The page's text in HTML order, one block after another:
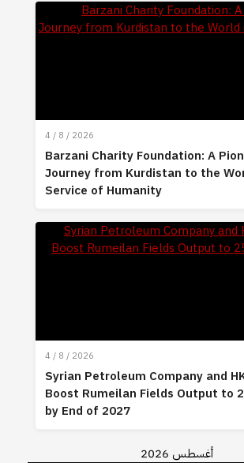
4 / 8 / 2026
Barzani Charity Foundation: A
Journey from Kurdistan to the
Service of Humanity
4 / 8 / 2026
Syrian Petroleum Company and
Boost Rumeilan Fields Output to
by End of 2027
أغسطس 2026